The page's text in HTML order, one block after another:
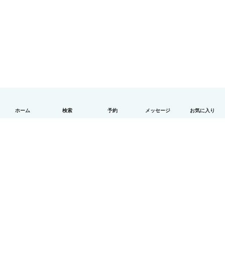
ホーム 検索 予約 メッセージ お気に入り